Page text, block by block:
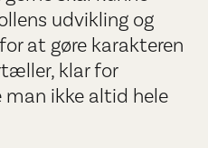
udvikling og
at gøre karakteren
klar for
ikke altid hele